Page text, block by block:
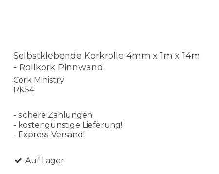
Selbstklebende Korkrolle 4mm x 1m x 14m
- Rollkork Pinnwand
Cork Ministry
RKS4
- sichere Zahlungen!
- kostengünstige Lieferung!
- Express-Versand!
Auf Lager